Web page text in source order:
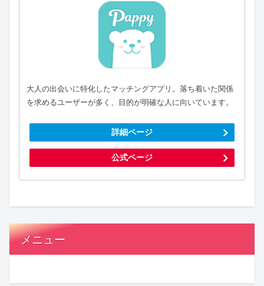
大人の出会いに特化したマッチングアプリ。落ち着いた関係
を求めるユーザーが多く、目的が明確な人に向いています。
詳細ページ
公式ページ
メニュー